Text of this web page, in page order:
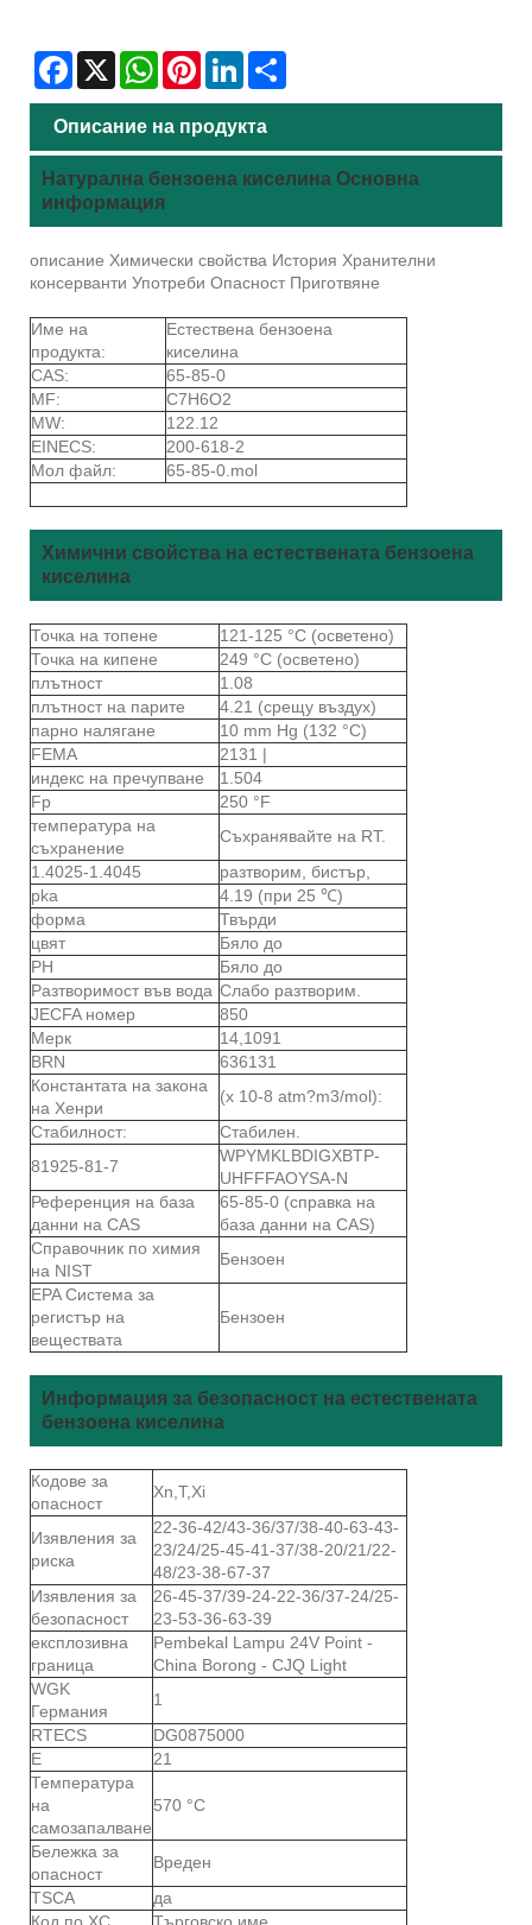
Facebook
X WhatsAppPinterestLinkedIn
Описание на продукта
Натурална бензоена киселина Основна
информация
описание Химически свойства История Хранителни
консерванти Употреби Опасност Приготвяне
Име на
продукта:
Естествена бензоена
киселина
CAS:
65-85-0
MF:
C7H6O2
MW:
122.12
EINECS:
200-618-2
Мол файл:
65-85-0.mol
Химични свойства на естествената бензоена
киселина
Точка на топене
121-125 °C (осветено)
Точка на кипене
249 °C (осветено)
плътност
1.08
плътност на парите
4.21 (срещу въздух)
парно налягане
10 mm Hg (132 °C)
FEMA
2131 |
индекс на пречупване
1.504
Fp
250 °F
температура на
съхранение
Съхранявайте на RT.
1.4025-1.4045
разтворим, бистър,
pka
4.19 (при 25 ℃)
форма
Твърди
цвят
Бяло до
PH
Бяло до
Разтворимост във вода Слабо разтворим.
JECFA номер
850
Мерк
14,1091
BRN
636131
Константата на закона
на Хенри
(x 10-8 atm?m3/mol):
Стабилност:
Стабилен.
81925-81-7
WPYMKLBDIGXBTP-
UHFFFAOYSA-N
Референция на база
данни на CAS
65-85-0 (справка на
база данни на CAS)
Справочник по химия
на NIST
Бензоен
EPA Система за
регистър на
веществата
Бензоен
Информация за безопасност на естествената
бензоена киселина
Кодове за
опасност
Xn,T,Xi
Изявления за
риска
22-36-42/43-36/37/38-40-63-43-
23/24/25-45-41-37/38-20/21/22-
48/23-38-67-37
Изявления за
безопасност
26-45-37/39-24-22-36/37-24/25-
23-53-36-63-39
експлозивна
граница
Pembekal Lampu 24V Point -
China Borong - CJQ Light
WGK
Германия
1
RTECS
DG0875000
Е
21
Температура
на
самозапалване
570 °C
Бележка за
опасност
Вреден
TSCA
да
Код по ХС
Търговско име